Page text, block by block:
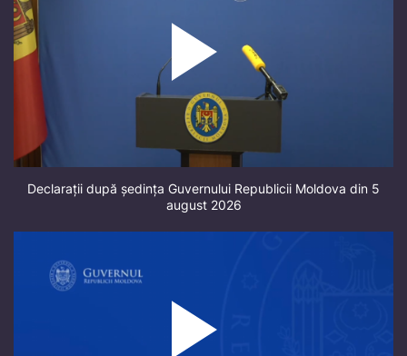
Declarații după ședința Guvernului Republicii Moldova din 5
august 2026